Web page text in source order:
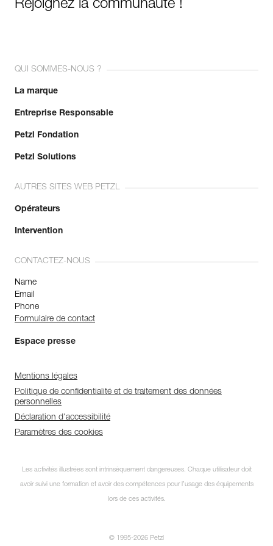
Rejoignez la communauté !
QUI SOMMES-NOUS ?
La marque
Entreprise Responsable
Petzl Fondation
Petzl Solutions
AUTRES SITES WEB PETZL
Opérateurs
Intervention
CONTACTEZ-NOUS
Name
Email
Phone
Formulaire de contact
Espace presse
Mentions légales
Politique de confidentialité et de traitement des données
personnelles
Déclaration d'accessibilité
Paramètres des cookies
Les activités illustrées sont intrinsèquement dangereuses. Chaque utilisateur doit
avoir suivi une formation et avoir des compétences pour l’usage des équipements
lors de ces activités.
© 1995-2026 Petzl